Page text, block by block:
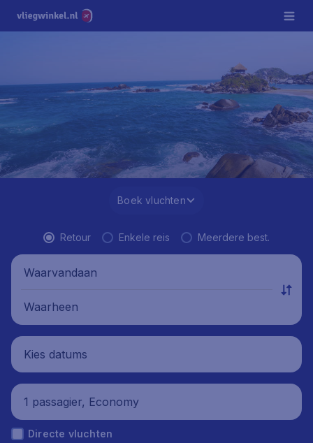
Boek vluchten
Retour Enkele reis Meerdere best.
Waarvandaan
Waarheen
Kies datums
1 passagier, Economy
Directe vluchten